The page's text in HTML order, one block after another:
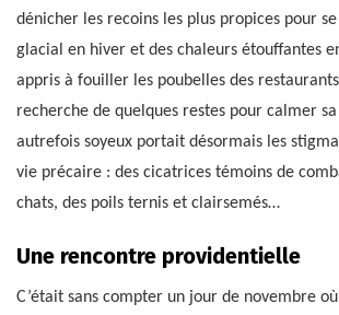
dénicher les recoins les plus propices pour
glacial en hiver et des chaleurs étouffantes
appris à fouiller les poubelles des
recherche de quelques restes pour calmer
autrefois soyeux portait désormais les
vie précaire : des cicatrices témoins de
chats, des poils ternis et clairsemés…
Une rencontre providentielle
C’était sans compter un jour de novembre